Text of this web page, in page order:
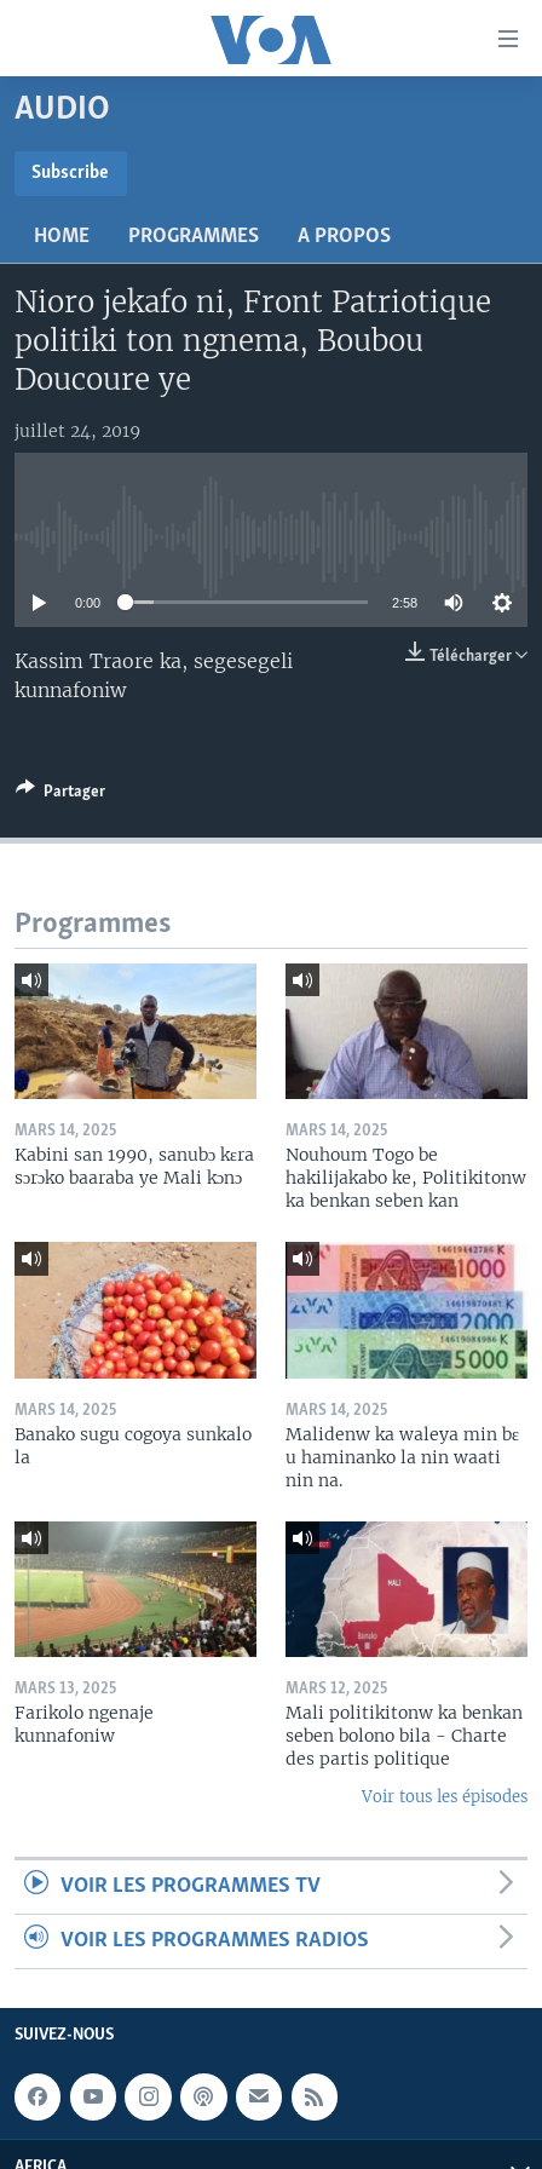
Menu
principal
navigation
principale
Retour
la
recherche
MALI KURA
RADIO
AN BA FO!
FARAFINA FOLI
Learning English
SUIVEZ-NOUS
AUDIO
Subscribe
HOME PROGRAMMES A PROPOS
Nioro jekafo ni, Front Patriotique
politiki ton ngnema, Boubou
Doucoure ye
juillet 24, 2019
0:00 2:58
Télécharger
Kassim Traore ka, segesegeli
kunnafoniw
Partager
Programmes
MARS 14, 2025
Kabini san 1990, sanubɔ kɛra
sɔrɔko baaraba ye Mali kɔnɔ
MARS 14, 2025
Nouhoum Togo be
hakilijakabo ke, Politikitonw
ka benkan seben kan
MARS 14, 2025
Banako sugu cogoya sunkalo
la
MARS 14, 2025
Malidenw ka waleya min bɛ
u haminanko la nin waati
nin na.
MARS 13, 2025
Farikolo ngenaje
kunnafoniw
MARS 12, 2025
Mali politikitonw ka benkan
seben bolono bila - Charte
des partis politique
Voir tous les épisodes
VOIR LES PROGRAMMES TV
VOIR LES PROGRAMMES RADIOS
SUIVEZ-NOUS